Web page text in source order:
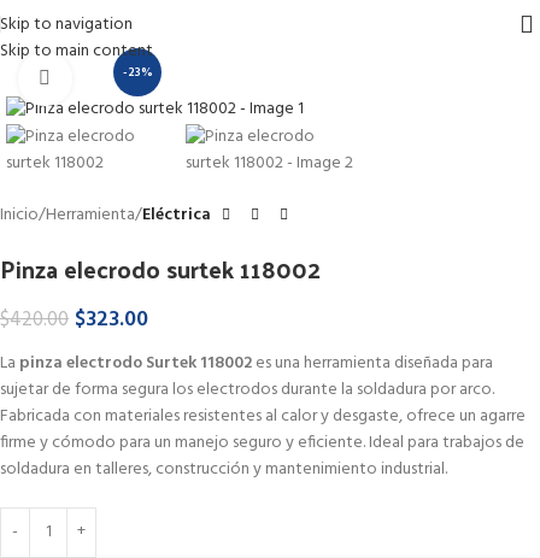
Skip to navigation
Skip to main content
-23%
Haga Click para agrandar
Inicio Herramienta Eléctrica
Pinza elecrodo surtek 118002
$420.00 $323.00
La pinza electrodo Surtek 118002es una herramienta diseñada para
sujetar de forma segura los electrodos durante la soldadura por arco.
Fabricada con materiales resistentes al calor y desgaste, ofrece un agarre
firme y cómodo para un manejo seguro y eficiente. Ideal para trabajos de
soldadura en talleres, construcción y mantenimiento industrial.